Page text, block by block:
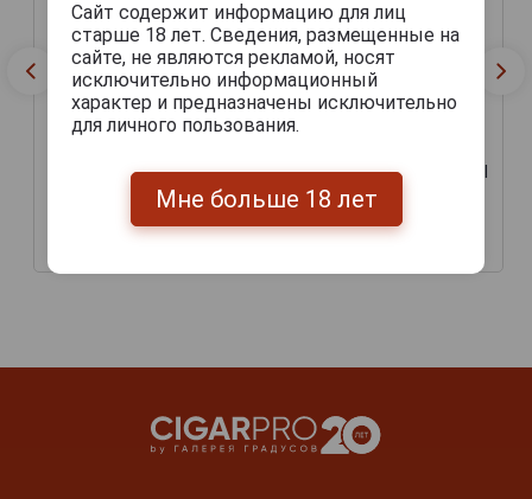
Reserve 18 Пиво
Харвистон Ола Ду
Спешл Резерв 18 0.33л
Harviestoun Old Engine Oil
Пиво Харвистон Олд
Энжин Ойл 0.33л
Сайт содержит информацию для лиц
старше 18 лет. Сведения, размещенные на
сайте, не являются рекламой, носят
исключительно информационный
характер и предназначены исключительно
для личного пользования.
Мне больше 18 лет